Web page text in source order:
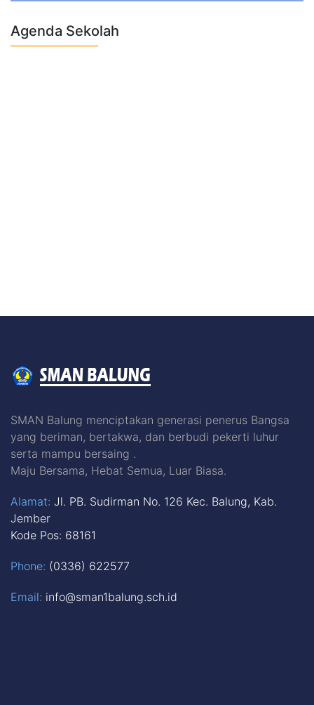
Agenda Sekolah
SMAN Balung menciptakan generasi penerus Bangsa
yang beriman, bertakwa, dan berbudi pekerti luhur
serta mampu bersaing .
Maju Bersama, Hebat Semua, Luar Biasa.
Alamat: Jl. PB. Sudirman No. 126 Kec. Balung, Kab.
Jember
Kode Pos: 68161
Phone: (0336) 622577
Email: info@sman1balung.sch.id